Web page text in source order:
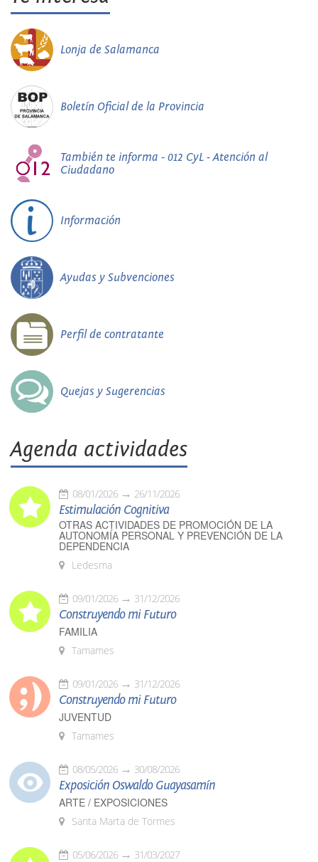
Lonja de Salamanca
Boletín Oficial de la Provincia
También te informa - 012 CyL - Atención al
Ciudadano
Información
Ayudas y Subvenciones
Perfil de contratante
Quejas y Sugerencias
Agenda actividades
08/01/2026 26/11/2026
Estimulación Cognitiva
OTRAS ACTIVIDADES DE PROMOCIÓN DE LA
AUTONOMÍA PERSONAL Y PREVENCIÓN DE LA
DEPENDENCIA
Ledesma
09/01/2026 31/12/2026
Construyendo mi Futuro
FAMILIA
Tamames
09/01/2026 31/12/2026
Construyendo mi Futuro
JUVENTUD
Tamames
08/05/2026 30/08/2026
Exposición Oswaldo Guayasamín
ARTE / EXPOSICIONES
Santa Marta de Tormes
05/06/2026 31/03/2027